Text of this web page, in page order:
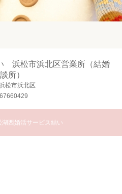
浜松市浜北区営業所（結婚
所）
松市浜北区
湖西婚活サービス結い